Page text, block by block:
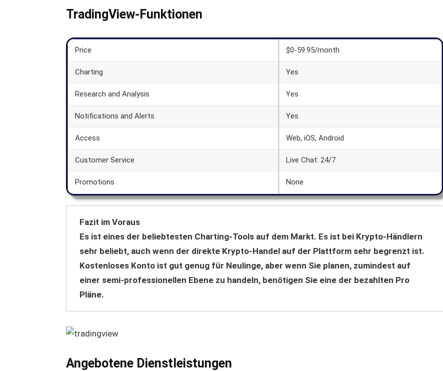
TradingView-Funktionen
Price $0-59.95/month
Charting Yes
Research and Analysis Yes
Notifications and Alerts Yes
Access Web, iOS, Android
Customer Service Live Chat: 24/7
Promotions None
Fazit im Voraus
Es ist eines der beliebtesten Charting-Tools auf dem Markt. Es ist bei Krypto-Händlern
sehr beliebt, auch wenn der direkte Krypto-Handel auf der Plattform sehr begrenzt ist.
Kostenloses Konto ist gut genug für Neulinge, aber wenn Sie planen, zumindest auf
einer semi-professionellen Ebene zu handeln, benötigen Sie eine der bezahlten Pro
Pläne.
Angebotene Dienstleistungen